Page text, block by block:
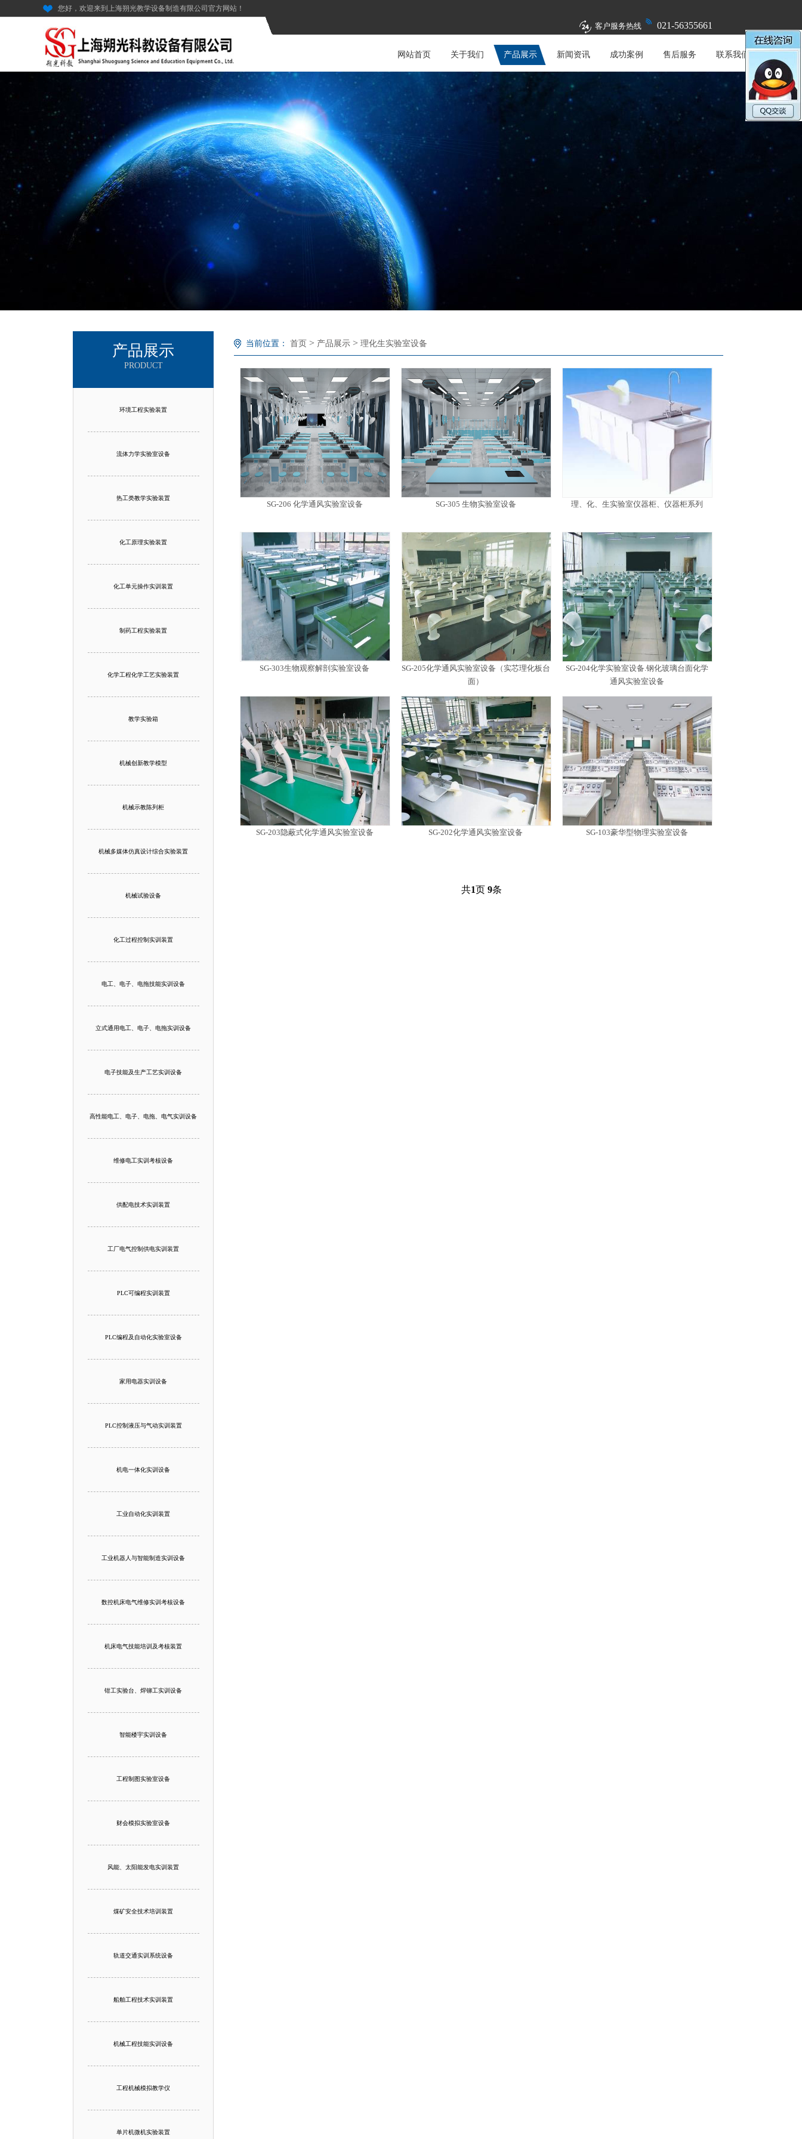
您好，欢迎来到上海朔光教学设备制造有限公司官方网站！
客户服务热线 021-56355661
网站首页 关于我们 产品展示 新闻资讯 成功案例 售后服务 联系我们
产品展示
PRODUCT
环境工程实验装置
流体力学实验室设备
热工类教学实验装置
化工原理实验装置
化工单元操作实训装置
制药工程实验装置
化学工程化学工艺实验装置
教学实验箱
机械创新教学模型
机械示教陈列柜
机械多媒体仿真设计综合实验装置
机械试验设备
化工过程控制实训装置
电工、电子、电拖技能实训设备
立式通用电工、电子、电拖实训设备
电子技能及生产工艺实训设备
高性能电工、电子、电拖、电气实训设备
维修电工实训考核设备
供配电技术实训装置
工厂电气控制供电实训装置
PLC可编程实训装置
PLC编程及自动化实验室设备
家用电器实训设备
PLC控制液压与气动实训装置
机电一体化实训设备
工业自动化实训装置
工业机器人与智能制造实训设备
数控机床电气维修实训考核设备
机床电气技能培训及考核装置
钳工实验台、焊铆工实训设备
智能楼宇实训设备
工程制图实验室设备
财会模拟实验室设备
风能、太阳能发电实训装置
煤矿安全技术培训装置
轨道交通实训系统设备
船舶工程技术实训装置
机械工程技能实训设备
工程机械模拟教学仪
单片机微机实验装置
当前位置： 首页 > 产品展示 > 理化生实验室设备
SG-206 化学通风实验室设备 SG-305 生物实验室设备 理、化、生实验室仪器柜、仪器柜系列
SG-303生物观察解剖实验室设备
SG-205化学通风实验室设备（实芯理化板台
面）
SG-204化学实验室设备.钢化玻璃台面化学
通风实验室设备
SG-203隐蔽式化学通风实验室设备 SG-202化学通风实验室设备 SG-103豪华型物理实验室设备
共1页 9条